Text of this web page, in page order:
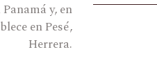
y, en
en Pesé,
Herrera.